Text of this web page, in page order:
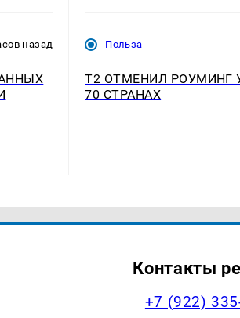
назад Польза
Т2 ОТМЕНИЛ РОУМИНГ
70 СТРАНАХ
Контакты
+7 (922)